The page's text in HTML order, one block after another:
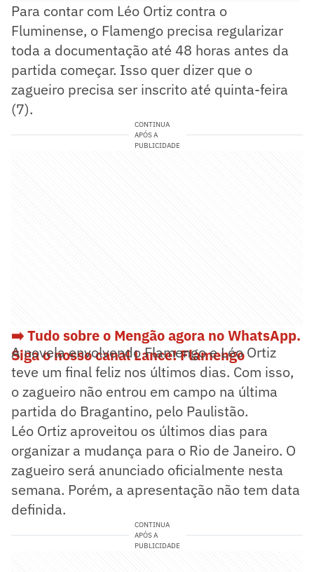
Para contar com Léo Ortiz contra o
Fluminense, o Flamengo precisa regularizar
toda a documentação até 48 horas antes da
partida começar. Isso quer dizer que o
zagueiro precisa ser inscrito até quinta-feira
(7).
CONTINUA
APÓS A
PUBLICIDADE
➡️ Tudo sobre o Mengão agora no WhatsApp.
Siga o nosso canal Lance! Flamengo
A novela envolvendo Flamengo e Léo Ortiz
teve um final feliz nos últimos dias. Com isso,
o zagueiro não entrou em campo na última
partida do Bragantino, pelo Paulistão.
Léo Ortiz aproveitou os últimos dias para
organizar a mudança para o Rio de Janeiro. O
zagueiro será anunciado oficialmente nesta
semana. Porém, a apresentação não tem data
definida.
CONTINUA
APÓS A
PUBLICIDADE